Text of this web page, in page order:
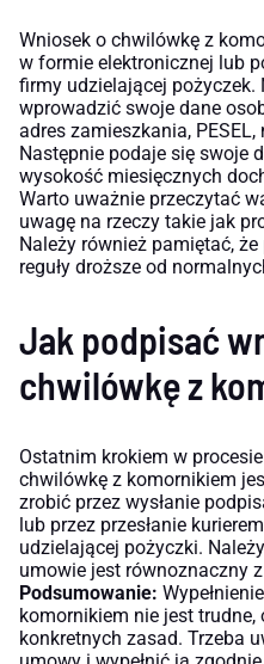
Wniosek o chwilówkę z
w formie elektronicznej lub
firmy udzielającej pożyczek.
wprowadzić swoje dane
adres zamieszkania,
Następnie podaje się swoje
wysokość miesięcznych
Warto uważnie przeczytać
uwagę na rzeczy takie jak
Należy również pamiętać,
reguły droższe od
Jak podpisać
chwilówkę z
Ostatnim krokiem w
chwilówkę z komornikiem
zrobić przez wysłanie
lub przez przesłanie
udzielającej pożyczki.
umowie jest równoznaczny
Podsumowanie:
komornikiem nie jest trudne,
konkretnych zasad. Trzeba